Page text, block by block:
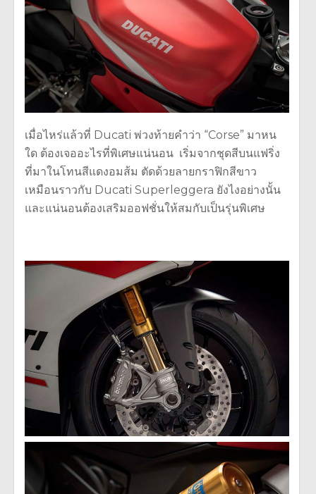
เมื่อไหร่แล้วที่ Ducati พ่วงท้ายคำว่า “Corse” มาหน
ใด ต้องเจออะไรที่พิเศษแน่นอน เริ่มจากชุดสีบนแฟริ่ง
ที่มาในโทนสีแดงอมส้ม ตัดด้วยลายกราฟิกสีขาว
เหมือนราวกับ Ducati Superleggera ยังไงอย่างนั้น
และแน่นอนต้องเสริมออฟชั่นให้สมกับเป็นรุ่นพิเศษ